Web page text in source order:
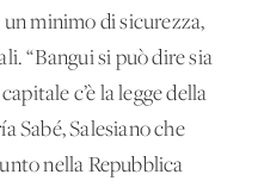
un minimo di sicurezza,
“Bangui si può dire sia
c’è la legge della
Sabé, Salesiano che
nella Repubblica